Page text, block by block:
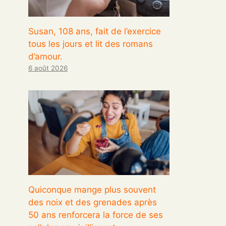
Susan, 108 ans, fait de l’exercice
tous les jours et lit des romans
d’amour.
6 août 2026
Quiconque mange plus souvent
des noix et des grenades après
50 ans renforcera la force de ses